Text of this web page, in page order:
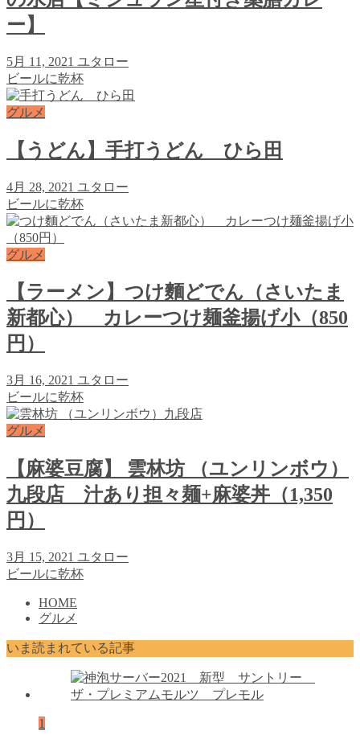
ー】
5月 11, 2021 ユタロー
ビールに乾杯
グルメ
【うどん】手打うどん ひら田
4月 28, 2021 ユタロー
ビールに乾杯
グルメ
【ラーメン】つけ麵どでん（さいたま
新都心） カレーつけ麺釜揚げ小（850
円）
3月 16, 2021 ユタロー
ビールに乾杯
グルメ
【麻婆豆腐】 雲林坊 （ユンリンボウ）
九段店 汁あり担々麺+麻婆丼（1,350
円）
3月 15, 2021 ユタロー
ビールに乾杯
HOME
グルメ
いま読まれている記事
1